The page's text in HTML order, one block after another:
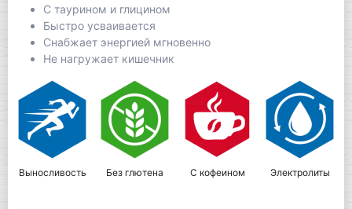
С таурином и глицином
Быстро усваивается
Снабжает энергией мгновенно
Не нагружает кишечник
Выносливость Без глютена С кофеином Электролиты